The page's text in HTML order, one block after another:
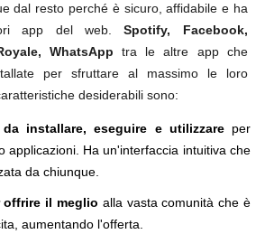
dal resto perché è sicuro, affidabile e ha
app del web.Spotify, Facebook,
WhatsApp tra le altre app che
per sfruttare al massimo le loro
desiderabili sono:
installare, eseguire e utilizzare per
applicazioni. Ha un'interfaccia intuitiva che
da chiunque.
offrire il meglio alla vasta comunità che è
aumentando l'offerta.